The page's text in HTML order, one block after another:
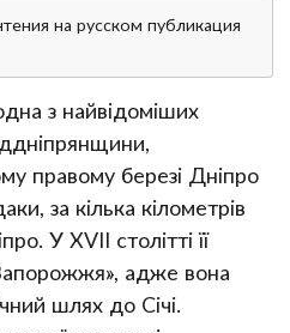
на русском публикация
з найвідоміших
правому березі Дніпро
за кілька кілометрів
У XVII столітті її
адже вона
шлях до Січі.